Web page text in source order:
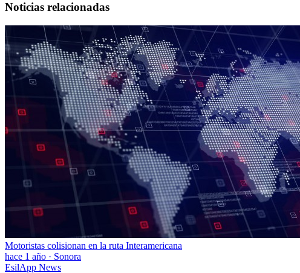
Noticias relacionadas
Motoristas colisionan en la ruta Interamericana
hace 1 año · Sonora
EsilApp News